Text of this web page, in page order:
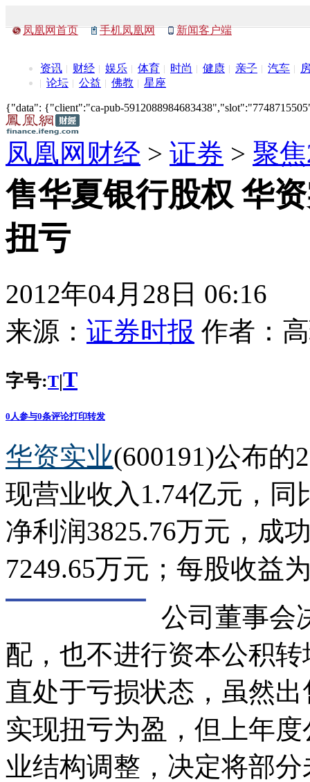
凤凰网首页 手机凤凰网 新闻客户端
资讯 财经 娱乐 体育 时尚 健康 亲子 汽车
论坛
公益 佛教 星座
{"data": {"client":"ca-pub-
凤凰网财经 > 证券 > 聚
售华夏银行股权 华
扭亏
2012年04月28日 06:16
来源： 证券时报 作者：
字号:T|T
0 人参与0条评论打印转发
华资实业(600191)公布的
现营业收入1.74亿元，同
净利润3825.76万元，成
7249.65万元；每股收益
公司董事会
配，也不进行资本公积
直处于亏损状态，虽然出
实现扭亏为盈，但上年
业结构调整，决定将部